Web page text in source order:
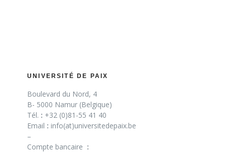
UNIVERSITÉ DE PAIX
Boulevard du Nord, 4
B- 5000 Namur (Belgique)
Tél. : +32 (0)81-55 41 40
Email : info(at)universitedepaix.be
–
Compte bancaire :